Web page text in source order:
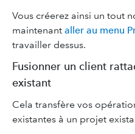
Vous créerez ainsi un tout
maintenant aller au menu
travailler dessus.
Fusionner un client
existant
Cela transfère vos
existantes à un projet